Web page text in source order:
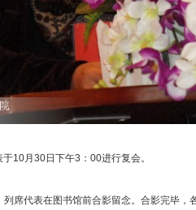
10月30日下午3：00进行复会。
席代表在图书馆前合影留念。合影完毕，